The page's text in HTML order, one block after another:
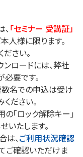
「セミナー 受講証」
人様に限ります。
ださい。
ンロードには、弊社
必要です。
名での申込は受け
ださい。
「ロック解除キー」
いたします。
は、ご利用状況確認
ご確認いただけま